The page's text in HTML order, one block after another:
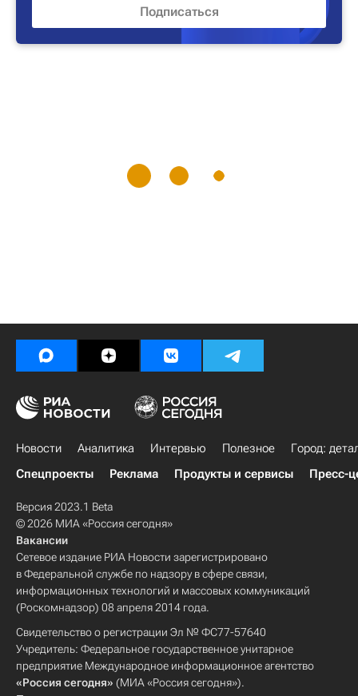
Новости Аналитика Интервью Полезное
Город:
Спецпроекты
Реклама Продукты и сервисы Пресс-
Версия 2023.1 Beta
© 2026 МИА «Россия сегодня»
Вакансии
Сетевое издание РИА Новости зарегистрировано
в Федеральной службе по надзору в сфере связи,
информационных технологий и массовых коммуникаций
(Роскомнадзор) 08 апреля 2014 года.
Свидетельство о регистрации Эл № ФС77-57640
Учредитель: Федеральное государственное унитарное
предприятие Международное информационное агентство
«Россия сегодня» (МИА «Россия сегодня»).